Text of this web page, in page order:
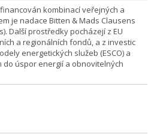
kombinací veřejných a
je nadace Bitten & Mads Clausens
Další prostředky pocházejí z EU
a regionálních fondů, a z investic
energetických služeb (ESCO) a
do úspor energií a obnovitelných